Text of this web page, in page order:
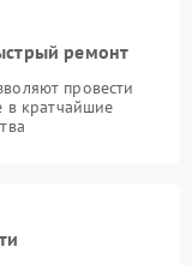
ремонт
провести
в кратчайшие